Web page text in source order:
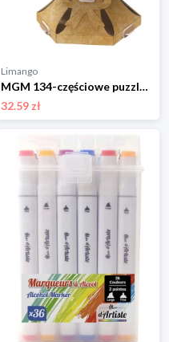
Limango
MGM 134-częściowe puzzle 3D "Flower bouquet - Carnation" - 8+ rozmiar: onesize
32.59 zł